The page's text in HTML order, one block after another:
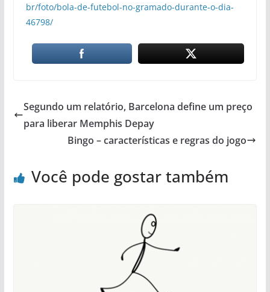
br/foto/bola-de-futebol-no-gramado-durante-o-dia-
46798/
Segundo um relatório, Barcelona define um preço
para liberar Memphis Depay
Bingo – características e regras do jogo
Você pode gostar também